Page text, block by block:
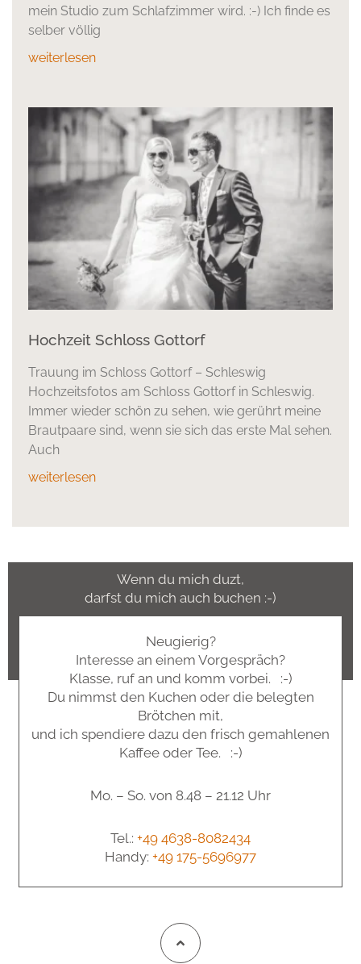
mein Studio zum Schlafzimmer wird. :-) Ich finde es
selber völlig
weiterlesen
Hochzeit Schloss Gottorf
Trauung im Schloss Gottorf – Schleswig
Hochzeitsfotos am Schloss Gottorf in Schleswig.
Immer wieder schön zu sehen, wie gerührt meine
Brautpaare sind, wenn sie sich das erste Mal sehen.
Auch
weiterlesen
Wenn du mich duzt,
darfst du mich auch buchen :-)
Neugierig?
Interesse an einem Vorgespräch?
Klasse, ruf an und komm vorbei. :-)
Du nimmst den Kuchen oder die belegten
Brötchen mit,
und ich spendiere dazu den frisch gemahlenen
Kaffee oder Tee. :-)
Mo. – So. von 8.48 – 21.12 Uhr
Tel.: +49 4638-8082434
Handy: +49 175-5696977